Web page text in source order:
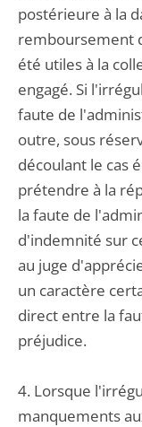
postérieure à la
remboursement
été utiles à la
engagé. Si
faute de
outre, sous
découlant le cas
prétendre à la
la faute de
d'indemnité sur
au juge
un caractère
direct entre la
préjudice.
4. Lorsque
manquements